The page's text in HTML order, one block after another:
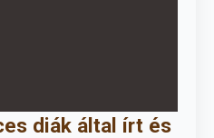
diák által írt és